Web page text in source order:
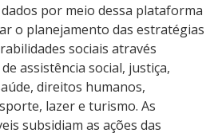
por meio dessa plataforma
o planejamento das estratégias
sociais através
assistência social, justiça,
direitos humanos,
lazer e turismo. As
subsidiam as ações das